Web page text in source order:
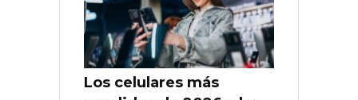
Los celulares más